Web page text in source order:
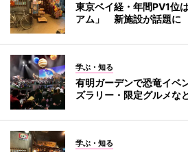
東京ベイ経・年間PV1位
アム」 新施設が話題に
学ぶ・知る
有明ガーデンで恐竜イ
ズラリー・限定グルメな
学ぶ・知る